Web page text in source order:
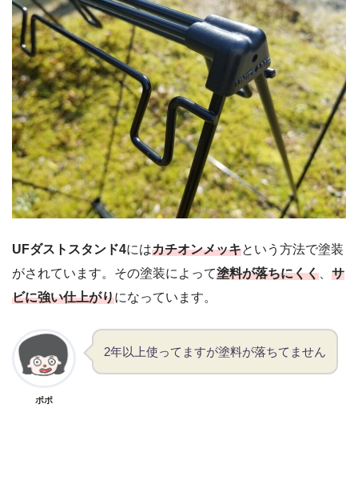
UFダストスタンド4にはカチオンメッキという方法で塗装
がされています。その塗装によって塗料が落ちにくく
サ
ビに強い仕上がりになっています。
ポポ
2年以上使ってますが塗料が落ちてません